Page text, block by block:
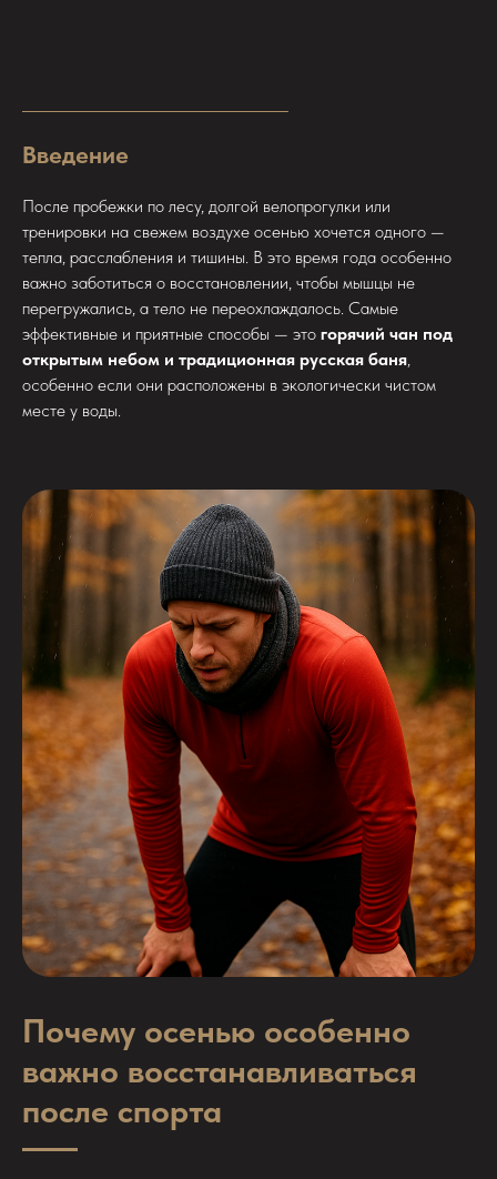
Введение
После пробежки по лесу, долгой велопрогулки или
тренировки на свежем воздухе осенью хочется одного —
тепла, расслабления и тишины. В это время года особенно
важно заботиться о восстановлении, чтобы мышцы не
перегружались, а тело не переохлаждалось. Самые
эффективные и приятные способы — это горячий чан под
открытым небом и традиционная русская баня,
особенно если они расположены в экологически чистом
месте у воды.
Почему осенью особенно
важно восстанавливаться
после спорта